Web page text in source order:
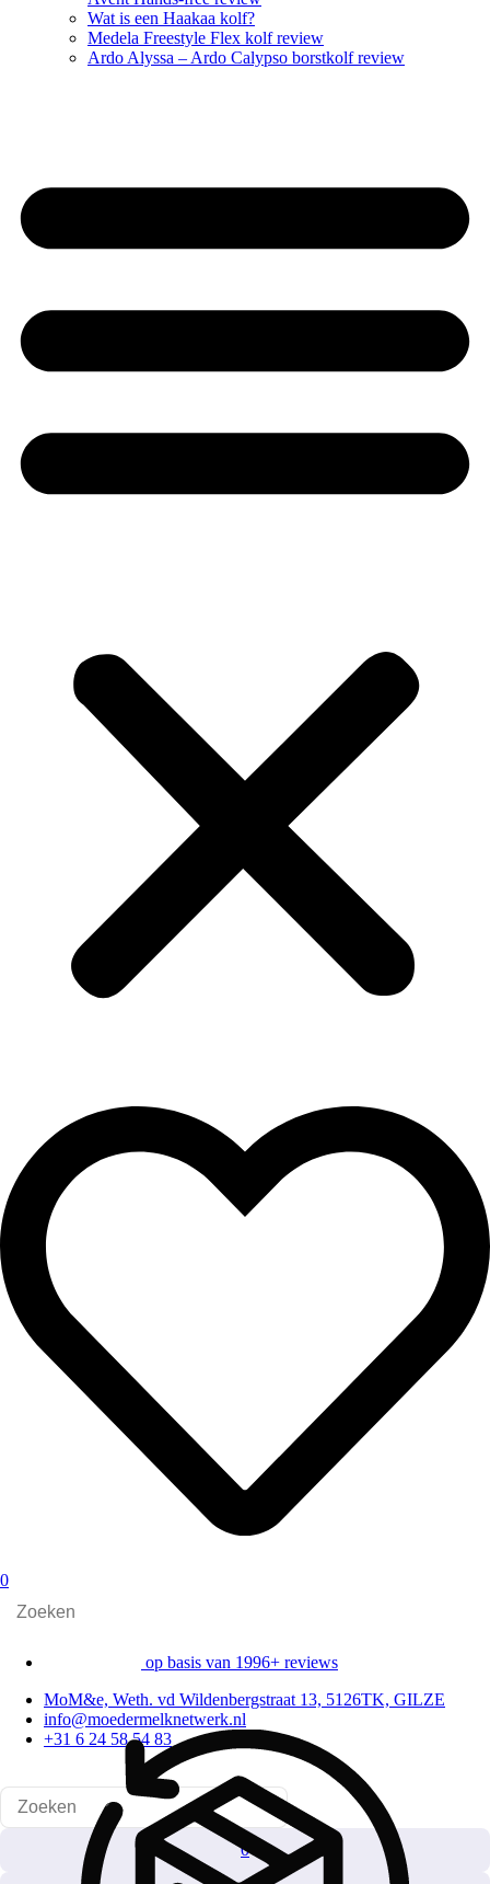
Wat is een Haakaa kolf?
Medela Freestyle Flex kolf review
Ardo Alyssa – Ardo Calypso borstkolf review
0
op basis van 1996+ reviews
MoM&e, Weth. vd Wildenbergstraat 13, 5126TK, GILZE
info@moedermelknetwerk.nl
+31 6 24 58 54 83
0